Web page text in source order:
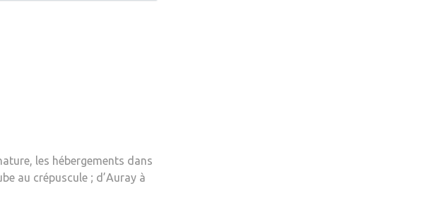
les hébergements dans
au crépuscule ; d’Auray à